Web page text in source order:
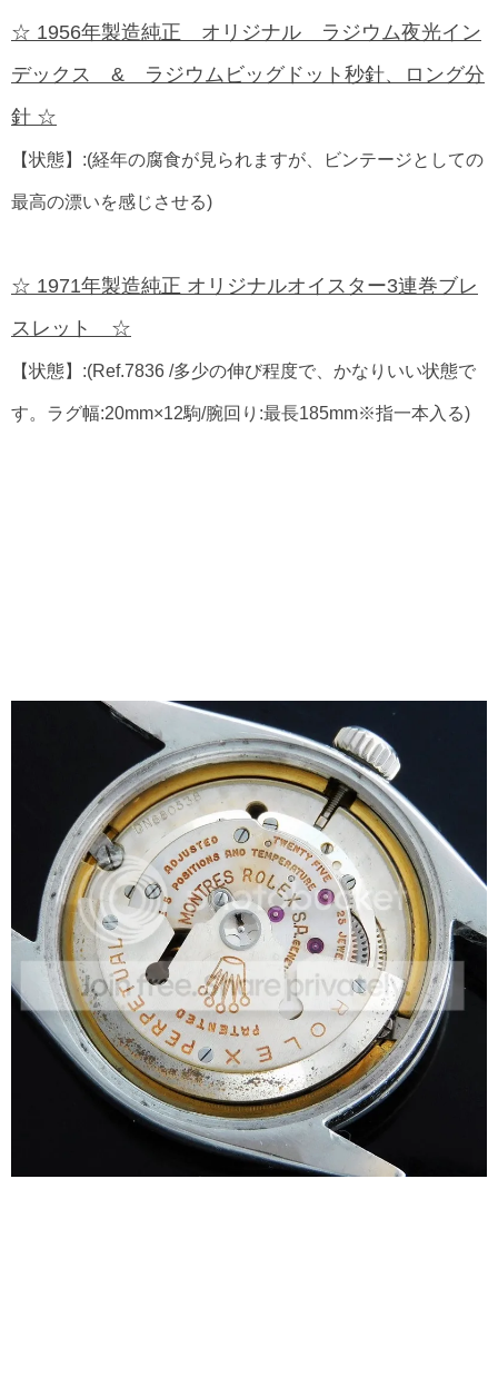
☆ 1956年製造純正 オリジナル ラジウム夜光イン
デックス & ラジウムビッグドット秒針、ロング分
針 ☆
【状態】:(経年の腐食が見られますが、ビンテージとしての
最高の漂いを感じさせる)
☆ 1971年製造純正 オリジナルオイスター3連巻ブレ
スレット ☆
【状態】:(Ref.7836 /多少の伸び程度で、かなりいい状態で
す。ラグ幅:20mm×12駒/腕回り:最長185mm※指一本入る)